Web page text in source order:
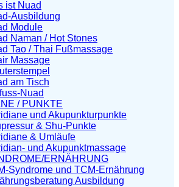
ist Nuad
Ausbildung
Module
Naman / Hot Stones
Tao / Thai Fußmassage
Massage
am Tisch
Nuad
/ PUNKTE
und Akupunkturpunkte
& Shu-Punkte
& Umläufe
und Akupunktmassage
ERNÄHRUNG
Syndrome und TCM-Ernährung
Ausbildung